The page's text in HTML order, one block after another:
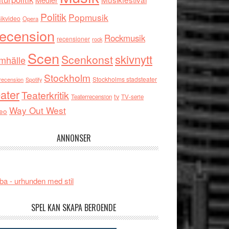
Opera Politik Popmusik
recensioner rock Rockmusik
Scen Scenkonstskivnytt
Spotify Stockholm Stockholms stadsteater
Teaterkritik Teaterrecension tv TV-serie
Way Out West
ANNONSER
- urhunden med stil
SPEL KAN SKAPA BEROENDE